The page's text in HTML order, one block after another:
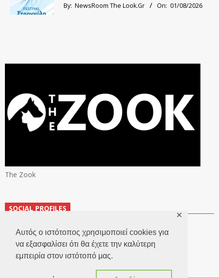
Αυτός ο ιστότοπος χρησιμοποιεί cookies για
να εξασφαλίσει ότι θα έχετε την καλύτερη
εμπειρία στον ιστότοπό μας.
✕
By: NewsRoom The Look.Gr On: 01/08/2026
The Zook
SOCIAL PROFILES